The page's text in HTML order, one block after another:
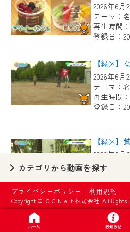
2026年6月
テーマ：
再生時間
登録日：
2026年6月
テーマ：
再生時間
登録日：
【緑区】
2026年6月
テーマ：
再生時間：
登録日：
2026年6
カテゴリから動画を探す
プライバシーポリシー |利用規約
Copyright © ＣＣＮｅｔ株式会社. All Rights
【ご注意】
2024年9月24日からはご
ビス向上のため、
『CCNet Web TV』を
一部コンテンツを除き、
CCNetサービスへの加入
ページ※』へのログイン
す。
いたします。
要となります。
※MyIDとは、CCNet Web
各種サービスをご利用頂
IDはお客様が使ってい
で設定できます。